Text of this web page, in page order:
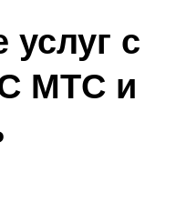
с
МТС и